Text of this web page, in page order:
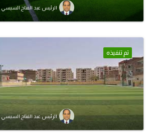
الرئيس عبد الفتاح السيسي
تم تنفيذه
الرئيس عبد الفتاح السيسي